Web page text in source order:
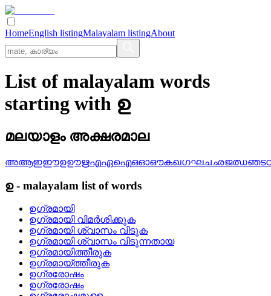
HomeEnglish listingMalayalam listingAbout
List of malayalam words
starting with ഉ
മലയാളം അക്ഷരമാല
അആഇഈഉഊഋഎഏഐഒഓഔകഖഗഘചഛജഝഞട
ഉ- malayalam list of words
ഉഗ്രമായി
ഉഗ്രമായി വിമര്‍ശിക്കുക
ഉഗ്രമായി ശ്വാസം വിടുക
ഉഗ്രമായി ശ്വാസം വിടുന്നതായ
ഉഗ്രമായിത്തീരുക
ഉഗ്രമായ്‌ത്തീരുക
ഉഗ്രരോഷം
ഉഗ്രരോഷം